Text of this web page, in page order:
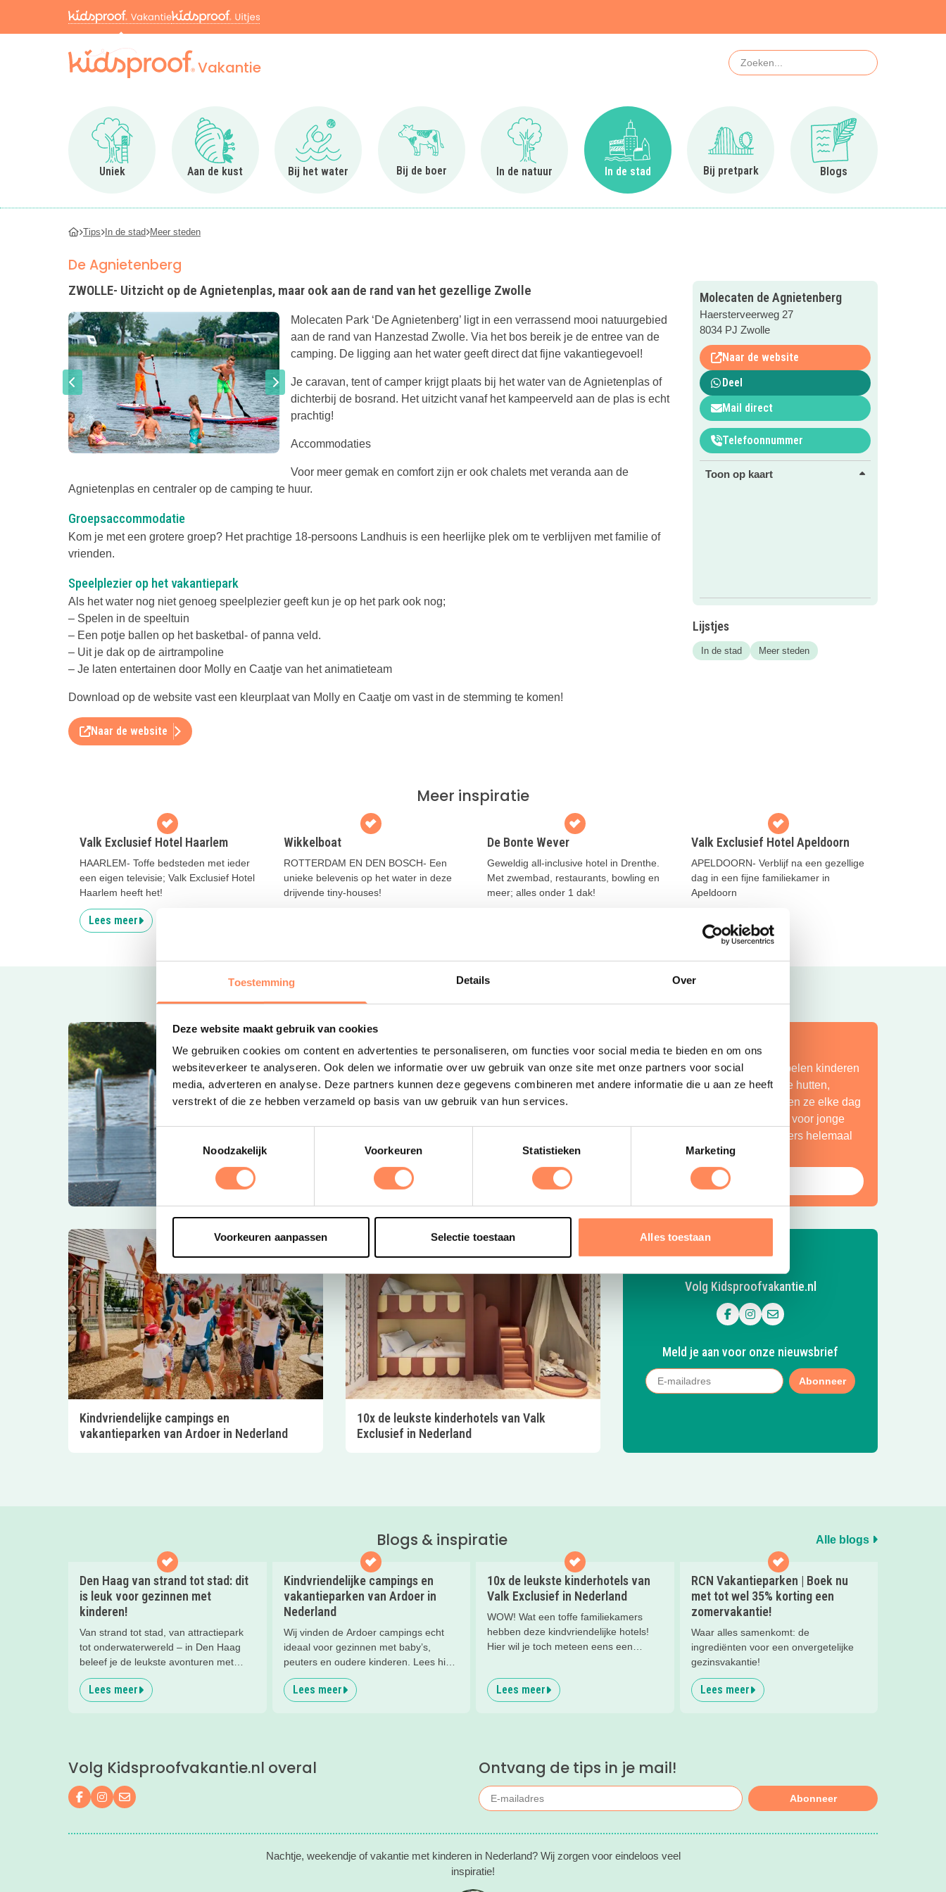
Toestemming Details Over
Deze website maakt gebruik van cookies
We gebruiken cookies om content en advertenties te personaliseren, om functies voor social media te bieden en om ons
websiteverkeer te analyseren. Ook delen we informatie over uw gebruik van onze site met onze partners voor social
media, adverteren en analyse. Deze partners kunnen deze gegevens combineren met andere informatie die u aan ze heeft
verstrekt of die ze hebben verzameld op basis van uw gebruik van hun services.
Toestemmingsselectie
Noodzakelijk
Voorkeuren Statistieken Marketing
Voorkeuren aanpassen Selectie toestaan Alles toestaan
Vakantie Zoeken
Uniek
Ga naar Uniek
Aan de kust
Ga naar Aan de kust
Bij het water
Ga naar Bij het water
Bij de boer
Ga naar Bij de boer
In de natuur
Ga naar In de natuur
In de stad
Ga naar In de stad
Bij pretpark
Ga naar Bij pretpark
Blogs
Ga naar Blogs
Tips In de stad Meer steden
De Agnietenberg
ZWOLLE- Uitzicht op de Agnietenplas, maar ook aan de rand van het gezellige Zwolle
Molecaten Park ‘De Agnietenberg’ ligt in een verrassend mooi natuurgebied
aan de rand van Hanzestad Zwolle. Via het bos bereik je de entree van de
camping. De ligging aan het water geeft direct dat fijne vakantiegevoel!
Je caravan, tent of camper krijgt plaats bij het water van de Agnietenplas of
dichterbij de bosrand. Het uitzicht vanaf het kampeerveld aan de plas is echt
prachtig!
Accommodaties
Voor meer gemak en comfort zijn er ook chalets met veranda aan de
Agnietenplas en centraler op de camping te huur.
Groepsaccommodatie
Kom je met een grotere groep? Het prachtige 18-persoons Landhuis is een heerlijke plek om te verblijven met familie of
vrienden.
Speelplezier op het vakantiepark
Als het water nog niet genoeg speelplezier geeft kun je op het park ook nog;
– Spelen in de speeltuin
– Een potje ballen op het basketbal- of panna veld.
– Uit je dak op de airtrampoline
– Je laten entertainen door Molly en Caatje van het animatieteam
Download op de website vast een kleurplaat van Molly en Caatje om vast in de stemming te komen!
Naar de website
Molecaten de Agnietenberg
Haersterveerweg 27
8034 PJ Zwolle
Naar de website
Deel
Mail direct
Telefoonnummer
Toon op kaart
Lijstjes
In de stad Meer steden
Meer inspiratie
Valk Exclusief Hotel Haarlem
HAARLEM- Toffe bedsteden met ieder
een eigen televisie; Valk Exclusief Hotel
Haarlem heeft het!
Lees meer
Wikkelboat
ROTTERDAM EN DEN BOSCH- Een
unieke belevenis op het water in deze
drijvende tiny-houses!
De Bonte Wever
Geweldig all-inclusive hotel in Drenthe.
Met zwembad, restaurants, bowling en
meer; alles onder 1 dak!
Valk Exclusief Hotel Apeldoorn
APELDOORN- Verblijf na een gezellige
dag in een fijne familiekamer in
Apeldoorn
Uitgelicht
Dít is vakantie op z’n mooist!
Bij Camping Huttopia De Roos spelen kinderen
eindeloos in de natuur, bouwen ze hutten,
spetteren ze in de Vecht en beleven ze elke dag
een nieuw avontuur. Een paradijs voor jonge
ontdekkers én een plek waar ouders helemaal
tot rust komen.
Bekijk Huttopia de Roos
Kindvriendelijke campings en
vakantieparken van Ardoer in Nederland
10x de leukste kinderhotels van Valk
Exclusief in Nederland
Volg Kidsproofvakantie.nl
Volg ons op Facebook
Volg ons op Instagram
Mail ons
Meld je aan voor onze nieuwsbrief
Abonneer
Blogs & inspiratie Alle blogs
Den Haag van strand tot stad: dit
is leuk voor gezinnen met
kinderen!
Van strand tot stad, van attractiepark
tot onderwaterwereld – in Den Haag
beleef je de leukste avonturen met
kinderen. En tussendoor? Even
ontspannen met een lekkere lunch op
Lees meer
Kindvriendelijke campings en
vakantieparken van Ardoer in
Nederland
Wij vinden de Ardoer campings echt
ideaal voor gezinnen met baby’s,
peuters en oudere kinderen. Lees hier
waarom!
Lees meer
10x de leukste kinderhotels van
Valk Exclusief in Nederland
WOW! Wat een toffe familiekamers
hebben deze kindvriendelijke hotels!
Hier wil je toch meteen eens een
kinderhotels van Valk Exclusief en boek
een heerlijk nachtje weg met je
kind(eren).
Lees meer
RCN Vakantieparken | Boek nu
met tot wel 35% korting een
zomervakantie!
Waar alles samenkomt: de
ingrediënten voor een onvergetelijke
gezinsvakantie!
Lees meer
Volg Kidsproofvakantie.nl overal
Volg ons op Facebook
Volg ons op Instagram
Mail ons
Ontvang de tips in je mail!
Abonneer
Nachtje, weekendje of vakantie met kinderen in Nederland? Wij zorgen voor eindeloos veel
inspiratie!